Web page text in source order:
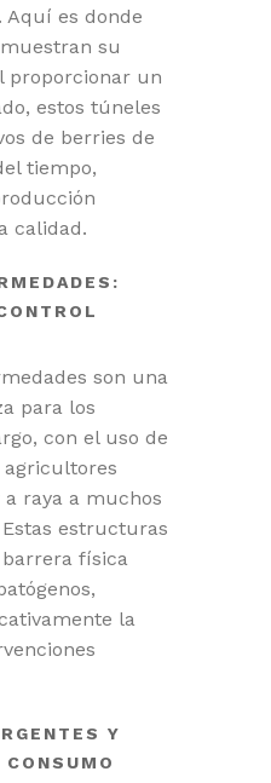
Aquí es donde
su
proporcionar un
estos túneles
de berries de
tiempo,
calidad.
son una
para los
con el uso de
raya a muchos
estructuras
física
la
Y